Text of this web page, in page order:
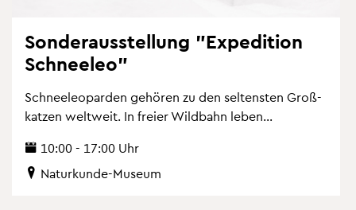
Son­der­aus­stel­lung "Ex­pe­di­ti­on
Schnee­leo"
Schnee­leo­par­den ge­hö­ren zu den sel­tens­ten Gro­ß­
kat­zen welt­weit. In frei­er Wild­bahn leben...
10:00 - 17:00 Uhr
Na­tur­kun­de-Mu­se­um